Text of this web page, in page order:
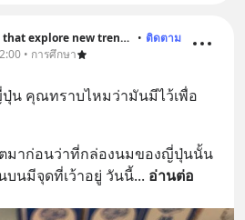
No.1 lifestyle blog that explore new trend and history • ติดตาม
• การศึกษา
น คุณทราบไหมว่ามันมีไว้เพื่อ
ตมาก่อนว่าที่กล่องนมของญี่ปุ่นนั้น
นมีจุดที่เว้าอยู่ วันนี้... อ่านต่อ